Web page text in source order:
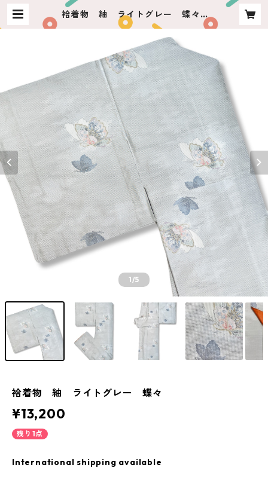
袷着物 紬 ライトグレー 蝶々 |
usagiya ashikaga
1/5
袷着物 紬 ライトグレー 蝶々
¥13,200
残り1点
International shipping available